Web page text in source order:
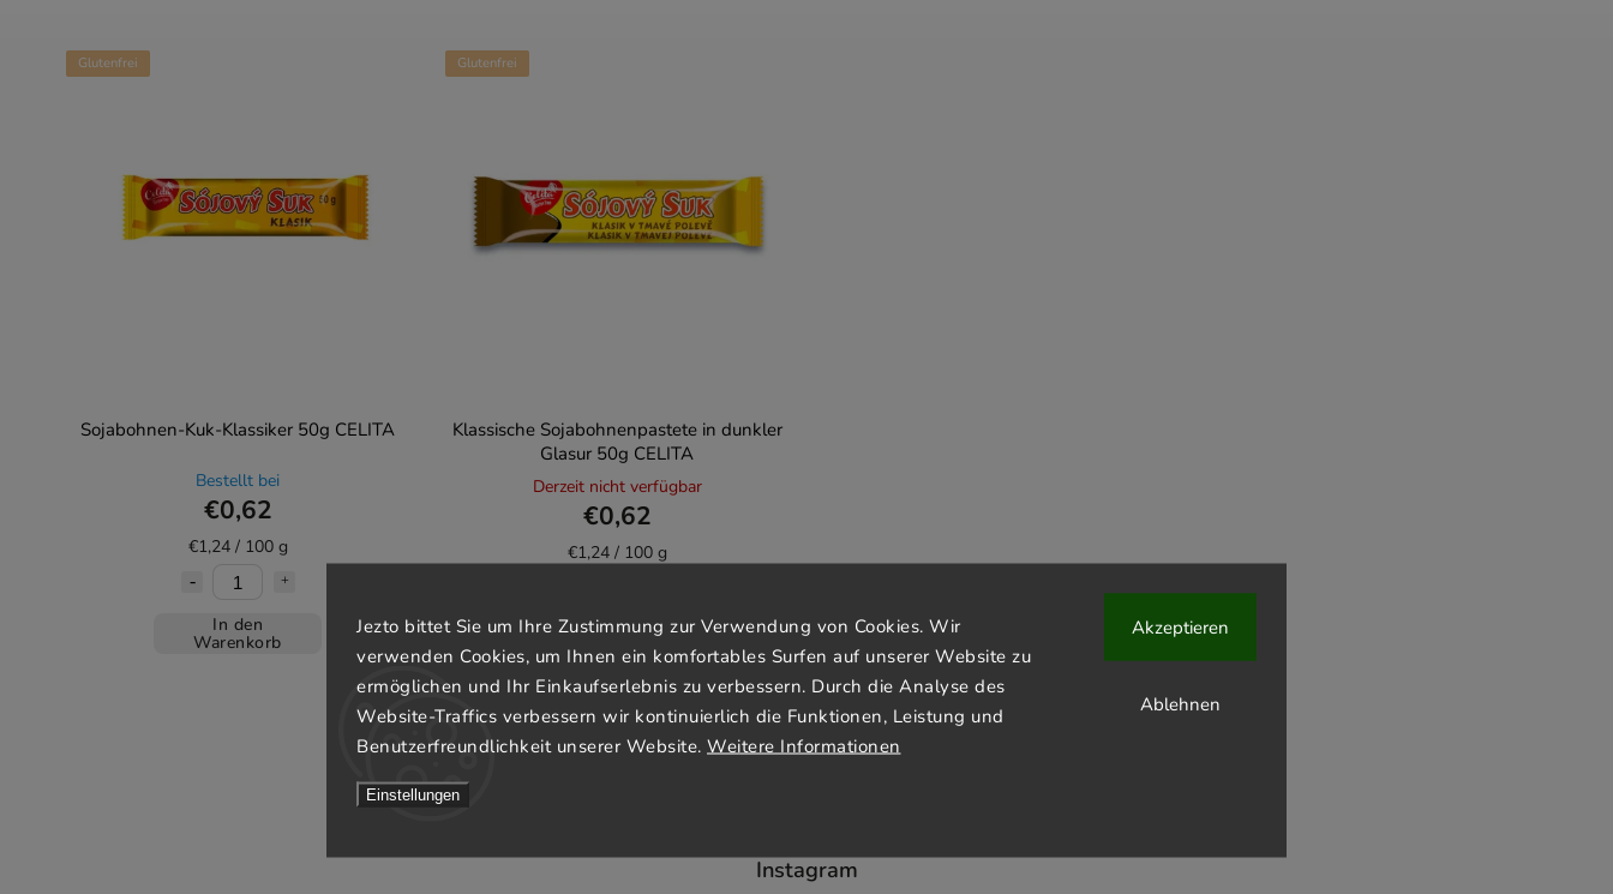
Jezto bittet Sie um Ihre Zustimmung zur Verwendung von Cookies. Wir
verwenden Cookies, um Ihnen ein komfortables Surfen auf unserer Website zu
ermöglichen und Ihr Einkaufserlebnis zu verbessern. Durch die Analyse des
Website-Traffics verbessern wir kontinuierlich die Funktionen, Leistung und
Benutzerfreundlichkeit unserer Website. Weitere Informationen
Einstellungen
Ablehnen
Akzeptieren
Glutenfrei
Sojabohnen-Kuk-Klassiker 50g CELITA
Bestellt bei
€0,62
€1,24 / 100 g
In den
Warenkorb
Glutenfrei
Klassische Sojabohnenpastete in dunkler
Glasur 50g CELITA
Derzeit nicht verfügbar
€0,62
€1,24 / 100 g
Detail
Instagram